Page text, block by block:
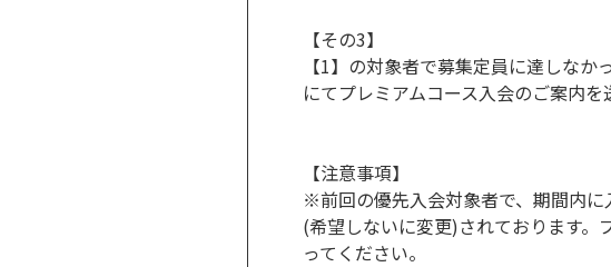
【その3】
【1】の対象者で募集定員に達しな
にてプレミアムコース入会のご案内を
【注意事項】
※前回の優先入会対象者で、期間内
(希望しないに変更)されております。
ってください。